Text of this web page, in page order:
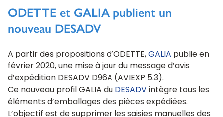
ODETTE et GALIA publient un
nouveau DESADV
A partir des propositions d’ODETTE, GALIA publie en
février 2020, une mise à jour du message d’avis
d’expédition DESADV D96A (AVIEXP 5.3).
Ce nouveau profil GALIA du DESADV intègre tous les
éléments d’emballages des pièces expédiées.
L’objectif est de supprimer les saisies manuelles des